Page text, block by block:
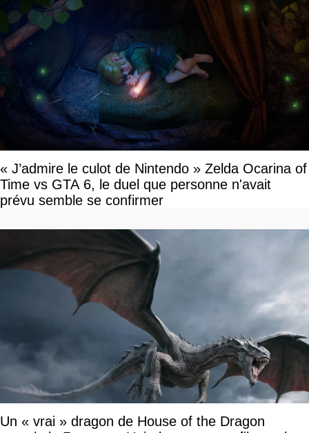
« J’admire le culot de Nintendo » Zelda Ocarina of
Time vs GTA 6, le duel que personne n'avait
prévu semble se confirmer
Un « vrai » dragon de House of the Dragon